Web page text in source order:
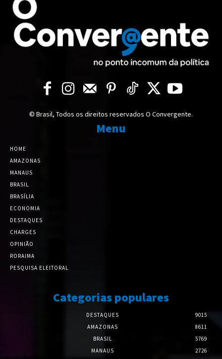
© Brasil, Todos os direitos reservados O Convergente.
Menu
HOME
AMAZONAS
MANAUS
BRASIL
BRASÍLIA
ECONOMIA
DESTAQUES
CHARGES
OPINIÃO
RORAIMA
PESQUISA ELEITORAL
Categorias populares
DESTAQUES
9015
AMAZONAS
8611
BRASIL
5769
MANAUS
2726